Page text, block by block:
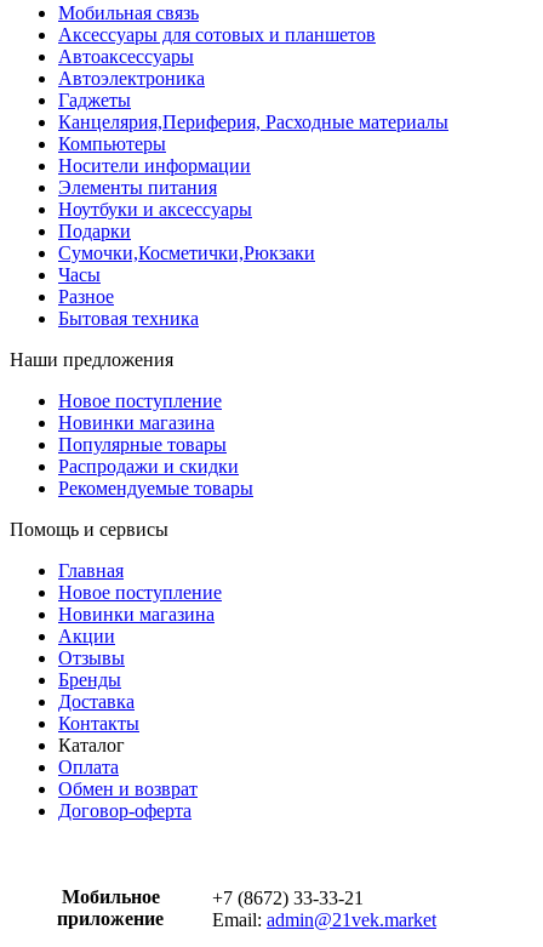
Мобильная связь
Аксессуары для сотовых и планшетов
Автоаксессуары
Автоэлектроника
Гаджеты
Канцелярия,Периферия, Расходные материалы
Компьютеры
Носители информации
Элементы питания
Ноутбуки и аксессуары
Подарки
Сумочки,Косметички,Рюкзаки
Часы
Разное
Бытовая техника
Наши предложения
Новое поступление
Новинки магазина
Популярные товары
Распродажи и скидки
Рекомендуемые товары
Помощь и сервисы
Главная
Новое поступление
Новинки магазина
Акции
Отзывы
Бренды
Доставка
Контакты
Каталог
Оплата
Обмен и возврат
Договор-оферта
Мобильное
приложение
+7 (8672) 33-33-21
Email: admin@21vek.market